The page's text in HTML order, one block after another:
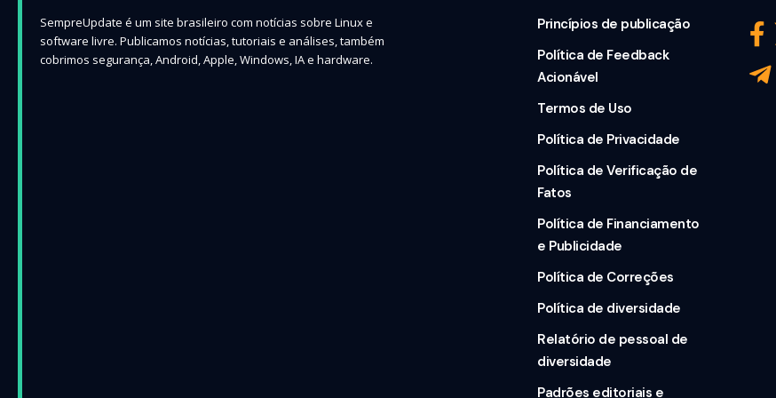
SempreUpdate é um site brasileiro com notícias sobre Linux e
software livre. Publicamos notícias, tutoriais e análises, também
cobrimos segurança, Android, Apple, Windows, IA e hardware.
Princípios de publicação
Política de Feedback
Acionável
Termos de Uso
Política de Privacidade
Política de Verificação de
Fatos
Política de Financiamento
e Publicidade
Política de Correções
Política de diversidade
Relatório de pessoal de
diversidade
Padrões editoriais e